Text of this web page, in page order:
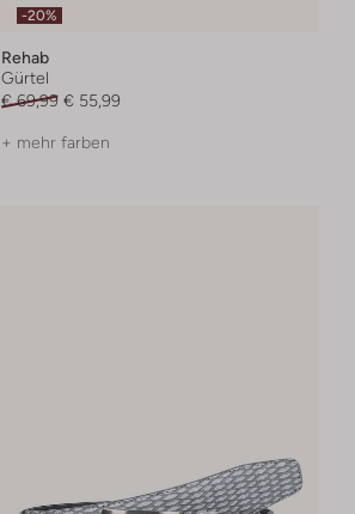
-20%
Rehab
Gürtel
€ 69,99 € 55,99
+ mehr farben